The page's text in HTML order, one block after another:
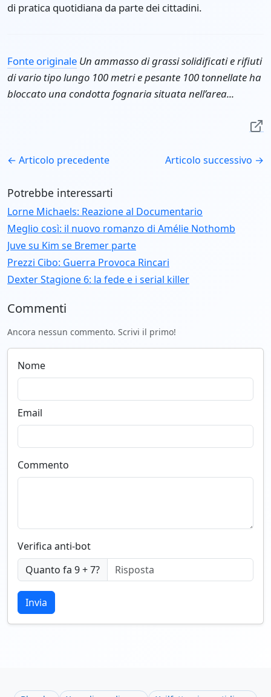
di pratica quotidiana da parte dei cittadini.
Fonte originale Un ammasso di grassi solidificati e rifiuti
di vario tipo lungo 100 metri e pesante 100 tonnellate ha
bloccato una condotta fognaria situata nell’area...
← Articolo precedente Articolo successivo →
Potrebbe interessarti
Lorne Michaels: Reazione al Documentario
Meglio così: il nuovo romanzo di Amélie Nothomb
Juve su Kim se Bremer parte
Prezzi Cibo: Guerra Provoca Rincari
Dexter Stagione 6: la fede e i serial killer
Commenti
Ancora nessun commento. Scrivi il primo!
Nome
Email
Commento
Verifica anti-bot
Quanto fa 9 + 7?
Invia